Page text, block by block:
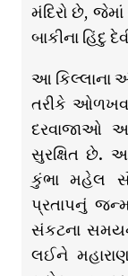
મંદિરો છે,
બાકીના હિંદુ
આ કિલ્લાના
તરીકે
દરવાજાઓ
સુરક્ષિત છે.
કુંભા મહેલ
પ્રતાપનું
સંકટના
લઈને